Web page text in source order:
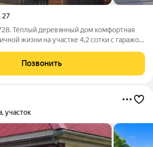
, 27
деревянный дом комфортная
жизни на участке 4,2 сотки с гаражом
уже подключены, подъезд по
Позвонить
участок